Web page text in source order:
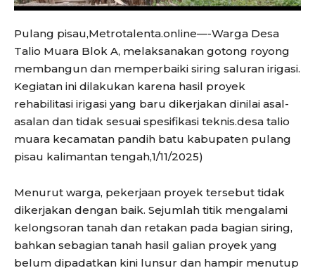
Pulang pisau,Metrotalenta.online—-Warga Desa
Talio Muara Blok A, melaksanakan gotong royong
membangun dan memperbaiki siring saluran irigasi.
Kegiatan ini dilakukan karena hasil proyek
rehabilitasi irigasi yang baru dikerjakan dinilai asal-
asalan dan tidak sesuai spesifikasi teknis.desa talio
muara kecamatan pandih batu kabupaten pulang
pisau kalimantan tengah,1/11/2025)
Menurut warga, pekerjaan proyek tersebut tidak
dikerjakan dengan baik. Sejumlah titik mengalami
kelongsoran tanah dan retakan pada bagian siring,
bahkan sebagian tanah hasil galian proyek yang
belum dipadatkan kini lunsur dan hampir menutup